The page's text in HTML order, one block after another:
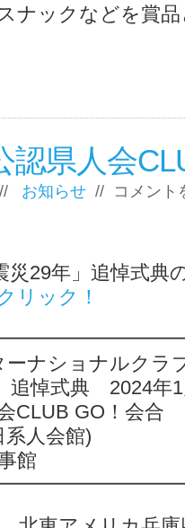
ナックなどを賞
認県人会
お知らせ //
第
18
県
公
会
GO！
会
は
コメント
災29年」追悼式典
リック！
ーナショナルクラ
追悼式典 2024年
CLUB GO！会合
人会館)
館